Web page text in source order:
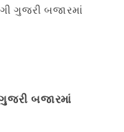
બજારમાં